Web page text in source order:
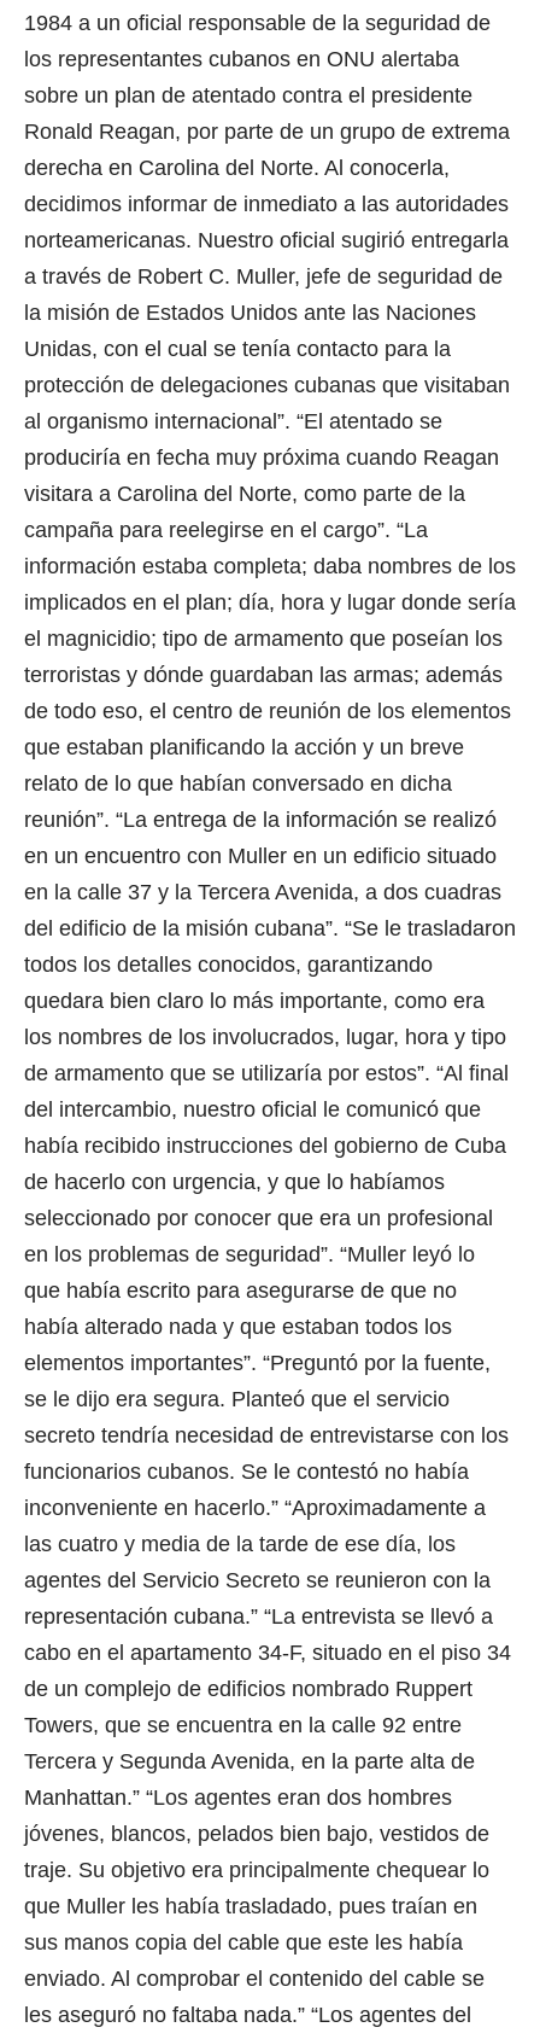
1984 a un oficial responsable de la seguridad de
los representantes cubanos en ONU alertaba
sobre un plan de atentado contra el presidente
Ronald Reagan, por parte de un grupo de extrema
derecha en Carolina del Norte. Al conocerla,
decidimos informar de inmediato a las autoridades
norteamericanas. Nuestro oficial sugirió entregarla
a través de Robert C. Muller, jefe de seguridad de
la misión de Estados Unidos ante las Naciones
Unidas, con el cual se tenía contacto para la
protección de delegaciones cubanas que visitaban
al organismo internacional”. “El atentado se
produciría en fecha muy próxima cuando Reagan
visitara a Carolina del Norte, como parte de la
campaña para reelegirse en el cargo”. “La
información estaba completa; daba nombres de los
implicados en el plan; día, hora y lugar donde sería
el magnicidio; tipo de armamento que poseían los
terroristas y dónde guardaban las armas; además
de todo eso, el centro de reunión de los elementos
que estaban planificando la acción y un breve
relato de lo que habían conversado en dicha
reunión”. “La entrega de la información se realizó
en un encuentro con Muller en un edificio situado
en la calle 37 y la Tercera Avenida, a dos cuadras
del edificio de la misión cubana”. “Se le trasladaron
todos los detalles conocidos, garantizando
quedara bien claro lo más importante, como era
los nombres de los involucrados, lugar, hora y tipo
de armamento que se utilizaría por estos”. “Al final
del intercambio, nuestro oficial le comunicó que
había recibido instrucciones del gobierno de Cuba
de hacerlo con urgencia, y que lo habíamos
seleccionado por conocer que era un profesional
en los problemas de seguridad”. “Muller leyó lo
que había escrito para asegurarse de que no
había alterado nada y que estaban todos los
elementos importantes”. “Preguntó por la fuente,
se le dijo era segura. Planteó que el servicio
secreto tendría necesidad de entrevistarse con los
funcionarios cubanos. Se le contestó no había
inconveniente en hacerlo.” “Aproximadamente a
las cuatro y media de la tarde de ese día, los
agentes del Servicio Secreto se reunieron con la
representación cubana.” “La entrevista se llevó a
cabo en el apartamento 34-F, situado en el piso 34
de un complejo de edificios nombrado Ruppert
Towers, que se encuentra en la calle 92 entre
Tercera y Segunda Avenida, en la parte alta de
Manhattan.” “Los agentes eran dos hombres
jóvenes, blancos, pelados bien bajo, vestidos de
traje. Su objetivo era principalmente chequear lo
que Muller les había trasladado, pues traían en
sus manos copia del cable que este les había
enviado. Al comprobar el contenido del cable se
les aseguró no faltaba nada.” “Los agentes del